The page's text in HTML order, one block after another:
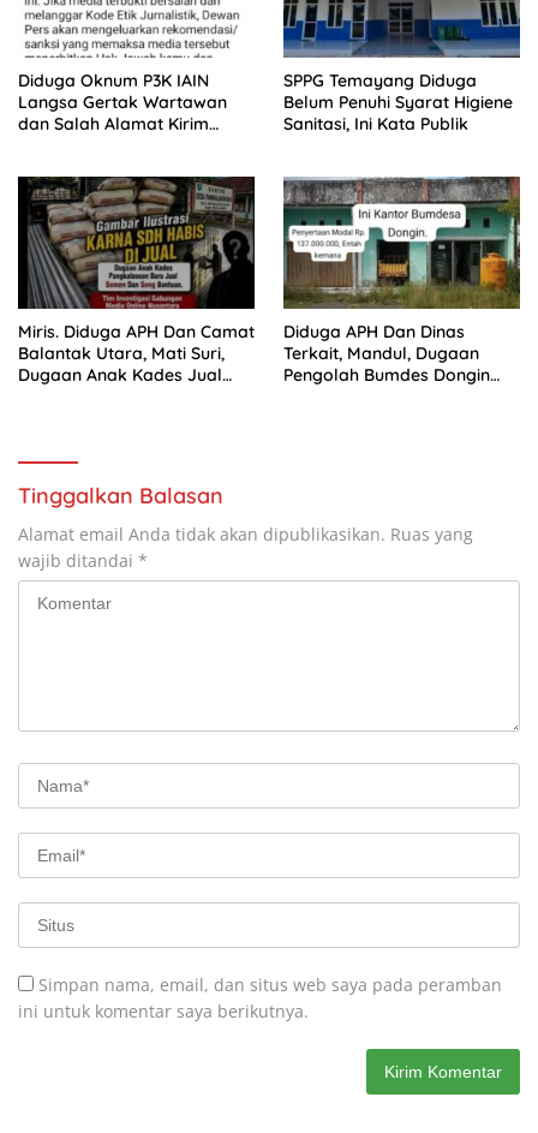
Diduga Oknum P3K IAIN
Langsa Gertak Wartawan
dan Salah Alamat Kirim
SPPG Temayang Diduga
Belum Penuhi Syarat Higiene
Sanitasi, Ini Kata Publik
Miris. Diduga APH Dan Camat
Balantak Utara, Mati Suri,
Dugaan Anak Kades Jual
Diduga APH Dan Dinas
Terkait, Mandul, Dugaan
Pengolah Bumdes Dongin
Tinggalkan Balasan
Alamat email Anda tidak akan dipublikasikan. Ruas yang
wajib ditandai *
Simpan nama, email, dan situs web saya pada peramban
ini untuk komentar saya berikutnya.